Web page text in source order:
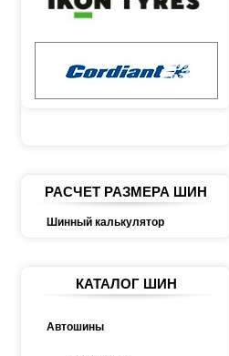
РАСЧЕТ РАЗМЕРА ШИН
Шинный калькулятор
КАТАЛОГ ШИН
Автошины